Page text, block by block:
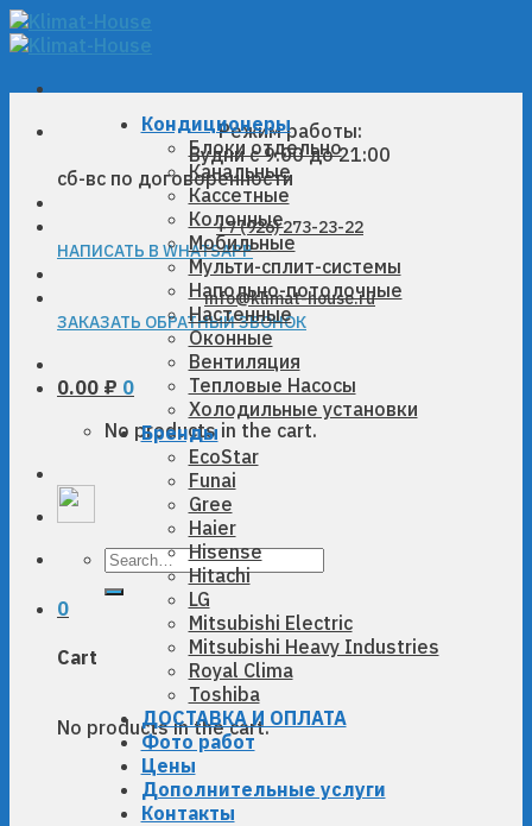
Skip
to
Режим работы:
Будни с 9:00 до 21:00
сб-вс по договоренности
+7 (926) 273-23-22
НАПИСАТЬ В WHATSAPP
info@klimat-house.ru
ЗАКАЗАТЬ ОБРАТНЫЙ ЗВОНОК
0.00 ₽ 0
No products in the cart.
Search
0
Cart
No products in the cart.
Кондиционеры
Блоки отдельно
Канальные
Кассетные
Колонные
Мобильные
Мульти-сплит-системы
Напольно-потолочные
Настенные
Оконные
Вентиляция
Тепловые Насосы
Холодильные установки
Бренды
EcoStar
Funai
Gree
Haier
Hisense
Hitachi
LG
Mitsubishi Electric
Mitsubishi Heavy Industries
Royal Clima
Toshiba
ДОСТАВКА И ОПЛАТА
Фото работ
Цены
Дополнительные услуги
Контакты